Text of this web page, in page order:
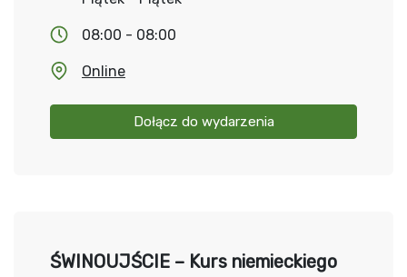
08:00 - 08:00
Online
Dołącz do wydarzenia
ŚWINOUJŚCIE – Kurs niemieckiego